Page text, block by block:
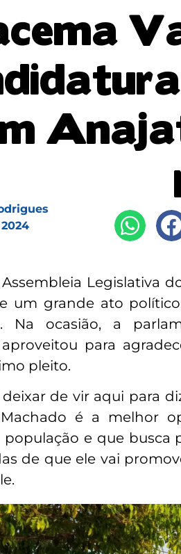
Legislativa
um grande ato
Na ocasião, a
para
pleito.
de vir aqui para
é a melhor
e que busca
de que ele vai